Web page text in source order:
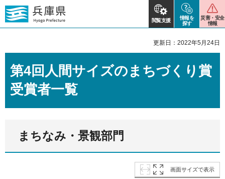
閲覧支援
情報を
探す
災害・安全
情報
更新日：2022年5月24日
第4回人間サイズのまちづくり賞
受賞者一覧
まちなみ・景観部門
画面サイズで表示